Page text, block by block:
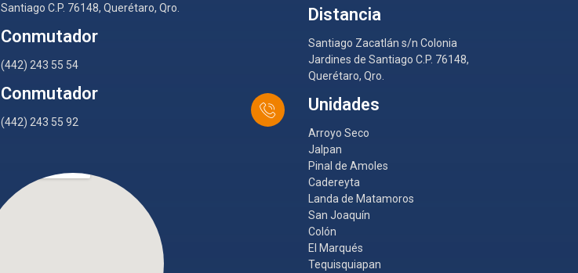
Santiago C.P. 76148, Querétaro, Qro.
Conmutador
(442) 243 55 54
Conmutador
(442) 243 55 92
Distancia
Santiago Zacatlán s/n Colonia
Jardines de Santiago C.P. 76148,
Querétaro, Qro.
Unidades
Arroyo Seco
Jalpan
Pinal de Amoles
Cadereyta
Landa de Matamoros
San Joaquín
Colón
El Marqués
Tequisquiapan